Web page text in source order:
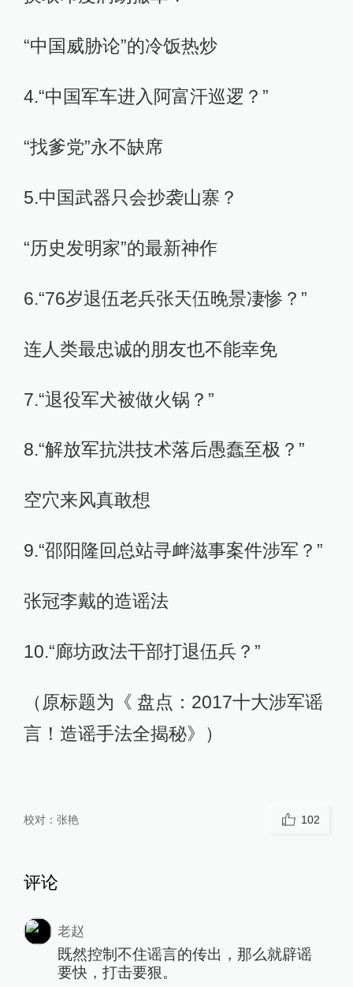
“中国威胁论”的冷饭热炒
4.“中国军车进入阿富汗巡逻？”
“找爹党”永不缺席
5.中国武器只会抄袭山寨？
“历史发明家”的最新神作
6.“76岁退伍老兵张天伍晚景凄惨？”
连人类最忠诚的朋友也不能幸免
7.“退役军犬被做火锅？”
8.“解放军抗洪技术落后愚蠢至极？”
空穴来风真敢想
9.“邵阳隆回总站寻衅滋事案件涉军？”
张冠李戴的造谣法
10.“廊坊政法干部打退伍兵？”
（原标题为《 盘点：2017十大涉军谣
言！造谣手法全揭秘》）
校对： 张艳 102
评论
老赵
既然控制不住谣言的传出，那么就辟谣
要快，打击要狠。